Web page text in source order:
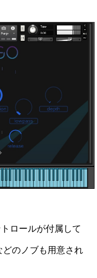
ロールが付属して
のノブも用意され